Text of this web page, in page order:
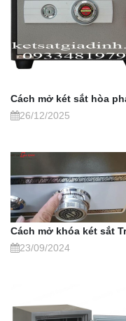
Cách mở két sắt hòa
26/12/2025
Cách mở khóa két sắt
23/09/2024